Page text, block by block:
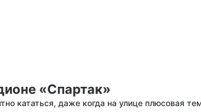
«Спартак»
кататься, даже когда на улице плюсовая